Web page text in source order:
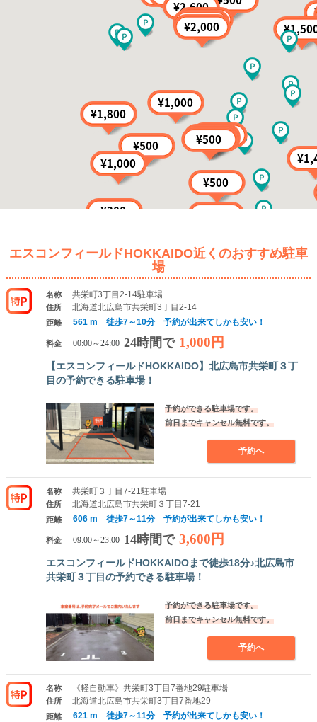
エスコンフィールドHOKKAIDO近くのおすすめ駐車
場
名称 共栄町3丁目2-14駐車場
住所 北海道北広島市共栄町3丁目2-14
距離 561 m 徒歩7～10分 予約が出来てしかも安い！
料金 00:00～24:00 24時間で 1,000円
【エスコンフィールドHOKKAIDO】北広島市共栄町３丁
目の予約できる駐車場！
予約ができる駐車場です。
前日までキャンセル無料です。
予約へ
名称 共栄町３丁目7-21駐車場
住所 北海道北広島市共栄町３丁目7-21
距離 606 m 徒歩7～11分 予約が出来てしかも安い！
料金 09:00～23:00 14時間で 3,600円
エスコンフィールドHOKKAIDOまで徒歩18分♪北広島市
共栄町３丁目の予約できる駐車場！
予約ができる駐車場です。
前日までキャンセル無料です。
予約へ
名称 《軽自動車》共栄町3丁目7番地29駐車場
住所 北海道北広島市共栄町3丁目7番地29
距離 621 m 徒歩7～11分 予約が出来てしかも安い！